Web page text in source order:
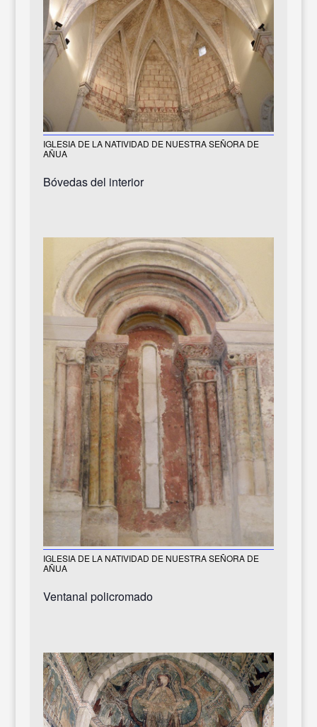
IGLESIA DE LA NATIVIDAD DE NUESTRA SEÑORA DE
AÑUA
Bóvedas del interior
IGLESIA DE LA NATIVIDAD DE NUESTRA SEÑORA DE
AÑUA
Ventanal policromado